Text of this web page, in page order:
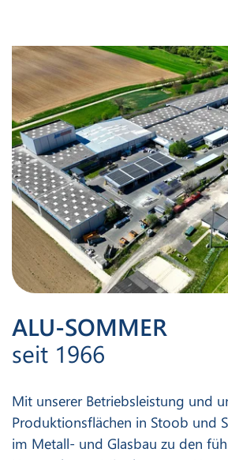
ALU-SOMMER
seit 1966
Mit unserer Betriebsleistung und
Produktionsflächen in Stoob und
im Metall- und Glasbau zu den